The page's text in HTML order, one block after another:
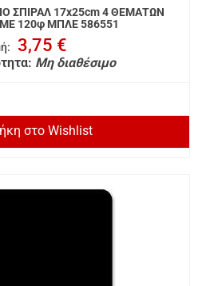
ΣΠΙΡΑΛ 17x25cm 4 ΘΕΜΑΤΩΝ
120φ ΜΠΛΕ 586551
: 3,75 €
Μη διαθέσιμο
στο Wishlist